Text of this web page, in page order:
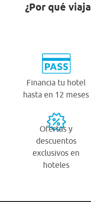
¿Por qué
Financia tu hotel
hasta en 12 meses
Ofertas y
descuentos
exclusivos en
hoteles